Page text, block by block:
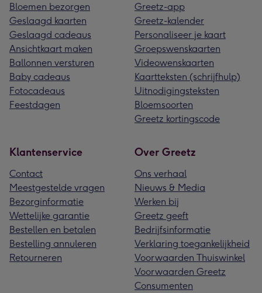
Bloemen bezorgen
Geslaagd kaarten
Geslaagd cadeaus
Ansichtkaart maken
Ballonnen versturen
Baby cadeaus
Fotocadeaus
Feestdagen
Greetz-app
Greetz-kalender
Personaliseer je kaart
Groepswenskaarten
Videowenskaarten
Kaartteksten (schrijfhulp)
Uitnodigingsteksten
Bloemsoorten
Greetz kortingscode
Klantenservice
Contact
Meestgestelde vragen
Bezorginformatie
Wettelijke garantie
Bestellen en betalen
Bestelling annuleren
Retourneren
Over Greetz
Ons verhaal
Nieuws & Media
Werken bij
Greetz geeft
Bedrijfsinformatie
Verklaring toegankelijkheid
Voorwaarden Thuiswinkel
Voorwaarden Greetz
Consumenten